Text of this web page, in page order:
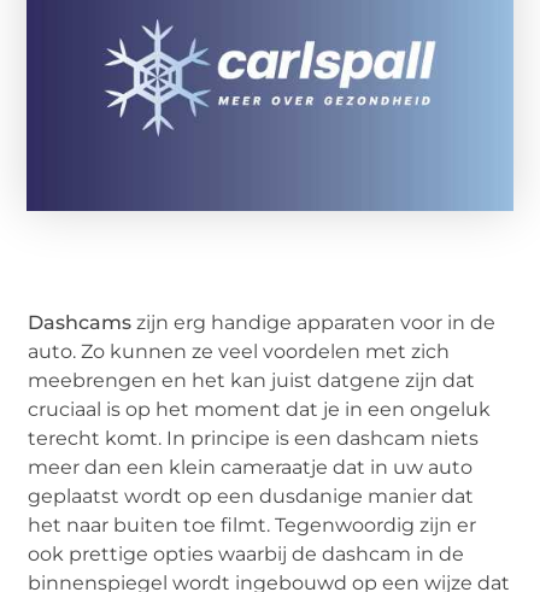
Dashcams zijn erg handige apparaten voor in de
auto. Zo kunnen ze veel voordelen met zich
meebrengen en het kan juist datgene zijn dat
cruciaal is op het moment dat je in een ongeluk
terecht komt. In principe is een dashcam niets
meer dan een klein cameraatje dat in uw auto
geplaatst wordt op een dusdanige manier dat
het naar buiten toe filmt. Tegenwoordig zijn er
ook prettige opties waarbij de dashcam in de
binnenspiegel wordt ingebouwd op een wijze dat